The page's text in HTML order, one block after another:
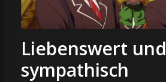
Liebenswert und
sympathisch